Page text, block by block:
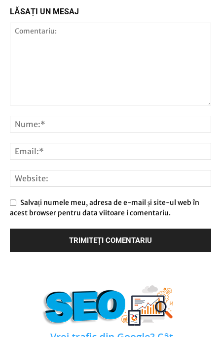
LĂSAȚI UN MESAJ
Salvați numele meu, adresa de e-mail și site-ul web în
acest browser pentru data viitoare i comentariu.